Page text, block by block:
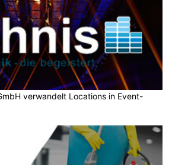
verwandelt Locations in Event-